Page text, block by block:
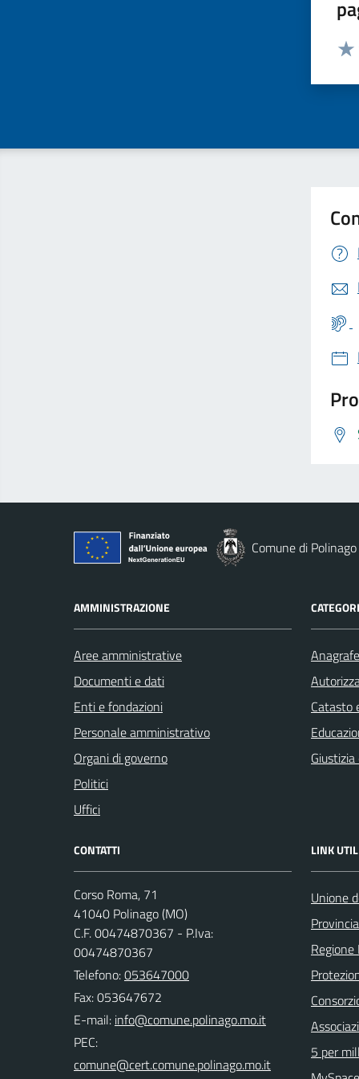
Comune di Polinago
AMMINISTRAZIONE
Aree amministrative
Documenti e dati
Enti e fondazioni
Personale amministrativo
Organi di governo
Politici
Uffici
Catasto
CONTATTI
Corso Roma, 71
41040 Polinago (MO)
C.F. 00474870367 - P.Iva:
00474870367
Telefono:053647000
Fax: 053647672
E-mail:
PEC:
LINK
Unione
5 per